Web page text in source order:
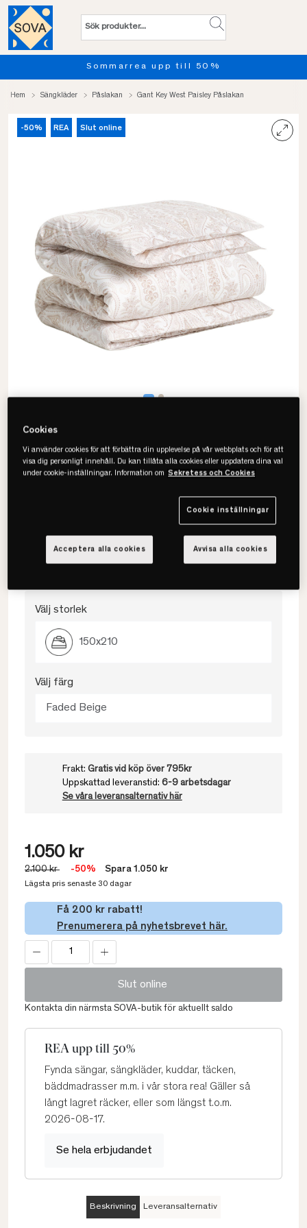
Sommarrea upp till 50%
Hem Sängkläder Påslakan Gant Key West Paisley Påslakan
-50% REA Slut online
Key West Paisley Påslakan
• Paisley
• Flera färger & storlekar
Välj storlek
150x210
Välj färg
Faded Beige
Frakt: Gratis vid köp över 795kr
Uppskattad leveranstid: 6-9 arbetsdagar
Se våra leveransalternativ här
1.050 kr
2.100 kr -50% Spara 1.050 kr
Lägsta pris senaste 30 dagar
Få 200 kr rabatt!
Prenumerera på nyhetsbrevet här.
Slut online
Kontakta din närmsta SOVA-butik för aktuellt saldo
REA upp till 50%
Fynda sängar, sängkläder, kuddar, täcken,
bäddmadrasser m.m. i vår stora rea! Gäller så
långt lagret räcker, eller som längst t.o.m.
2026-08-17.
Se hela erbjudandet
Beskrivning Leveransalternativ
Cookies
Vi använder cookies för att förbättra din upplevelse på vår webbplats och för att
visa dig personligt innehåll. Du kan tillåta alla cookies eller uppdatera dina val
under cookie-inställningar. Information om Sekretess och Cookies
Cookie inställningar
Avvisa alla cookies
Acceptera alla cookies